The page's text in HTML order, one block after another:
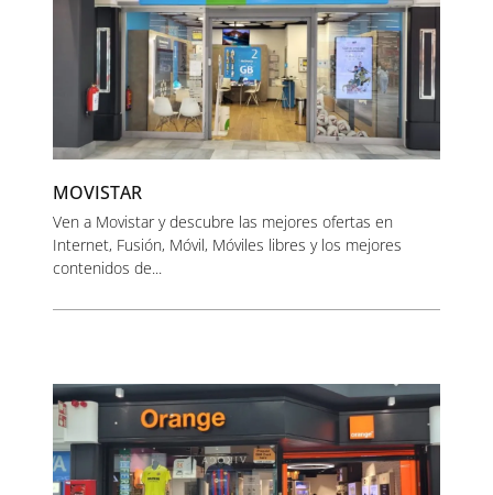
MOVISTAR
Ven a Movistar y descubre las mejores ofertas en
Internet, Fusión, Móvil, Móviles libres y los mejores
contenidos de...